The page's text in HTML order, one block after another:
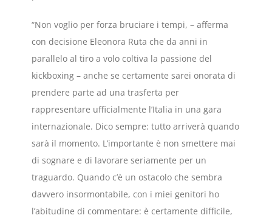
“Non voglio per forza bruciare i tempi, – afferma
con decisione Eleonora Ruta che da anni in
parallelo al tiro a volo coltiva la passione del
kickboxing – anche se certamente sarei onorata di
prendere parte ad una trasferta per
rappresentare ufficialmente l’Italia in una gara
internazionale. Dico sempre: tutto arriverà quando
sarà il momento. L’importante è non smettere mai
di sognare e di lavorare seriamente per un
traguardo. Quando c’è un ostacolo che sembra
davvero insormontabile, con i miei genitori ho
l’abitudine di commentare: è certamente difficile,